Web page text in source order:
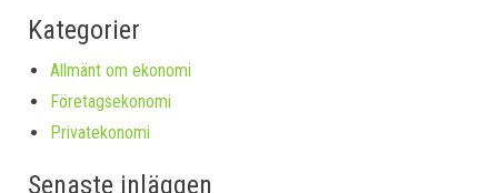
Kategorier
Allmänt om ekonomi
Företagsekonomi
Privatekonomi
Senaste inläggen